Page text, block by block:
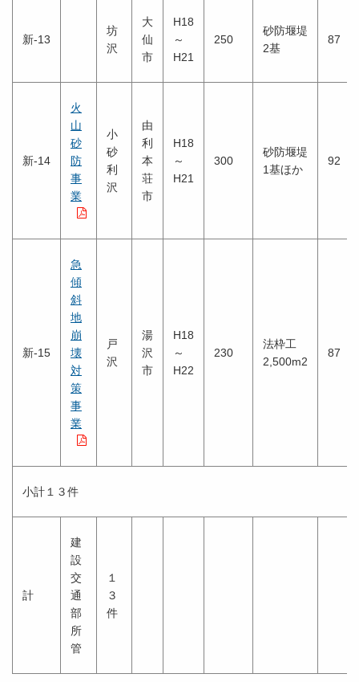
新-13
坊
沢
大
仙
市
H18
～
H21
250
砂防堰堤
2基
87
新-14
火
山
砂
防
事
業
小
砂
利
沢
由
利
本
荘
市
H18
～
H21
300
砂防堰堤
1基ほか
92
新-15
急
傾
斜
地
崩
壊
対
策
事
業
戸
沢
湯
沢
市
H18
～
H22
230
法枠工
2,500m2
87
小計１３件
計
建
設
交
通
部
所
管
１
３
件